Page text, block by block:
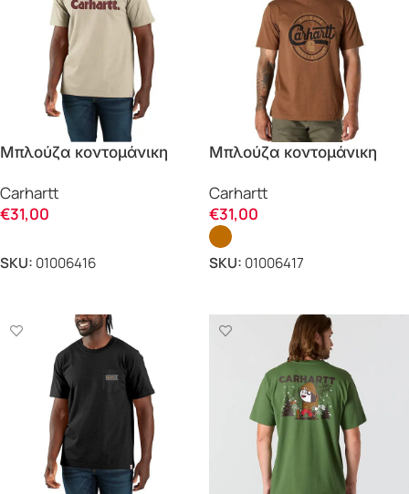
Μπλούζα κοντομάνικη
Carhartt
Carhartt
€31,00
SKU: 01006416
Μπλούζα κοντομάνικη
LIGHTWEIGHT LOGO
107049 Carhartt
Carhartt
€31,00
SKU: 01006417